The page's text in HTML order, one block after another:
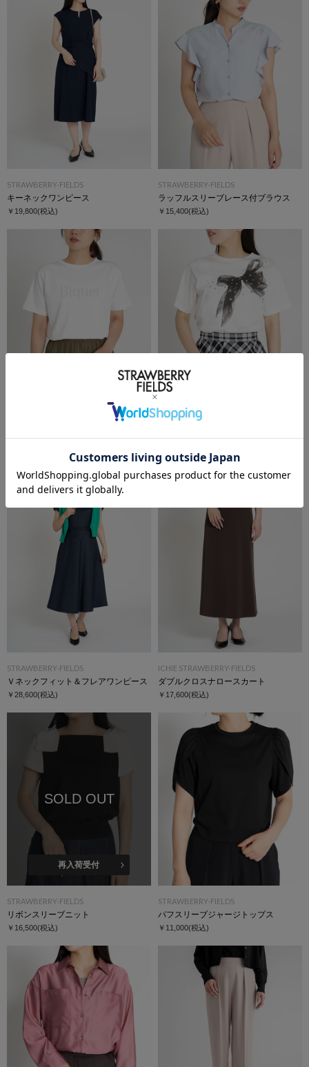
STRAWBERRY-FIELDS
キーネックワンピース
￥19,800(税込)
STRAWBERRY-FIELDS
ラッフルスリーブレース付ブラウス
￥15,400(税込)
50%OFF ￥11,000(税込)
STRAWBERRY-FIELDS
Ｖネックフィット＆フレアワンピース
￥28,600(税込)
ICHIE STRAWBERRY-FIELDS
ダブルクロスナロースカート
￥17,600(税込)
SOLD OUT
再入荷受付
STRAWBERRY-FIELDS
リボンスリーブニット
￥16,500(税込)
STRAWBERRY-FIELDS
パフスリーブジャージトップス
￥11,000(税込)